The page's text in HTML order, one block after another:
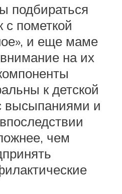
подбираться
с пометкой
и еще маме
на их
к детской
высыпаниями и
чем